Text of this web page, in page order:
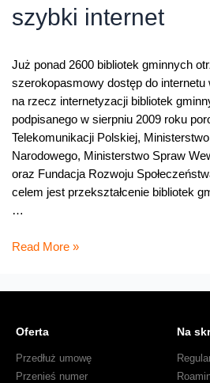
lata!
szybki internet
Już ponad 2600 bibliotek gminnych
szerokopasmowy dostęp do internetu
na rzecz internetyzacji bibliotek
podpisanego w sierpniu 2009 roku
Telekomunikacji Polskiej,
Narodowego, Ministerstwo Spraw
oraz Fundacja Rozwoju
celem jest przekształcenie bibliotek
…
Dzięki
gminnych
ma
już
Read More »
Oferta
Przedłuż umowę
Przenieś numer
Na